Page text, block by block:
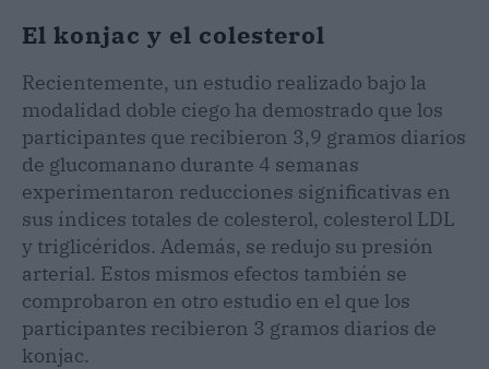
El konjac y el colesterol
Recientemente, un estudio realizado bajo la
modalidad doble ciego ha demostrado que los
participantes que recibieron 3,9 gramos diarios
de glucomanano durante 4 semanas
experimentaron reducciones significativas en
sus índices totales de colesterol, colesterol LDL
y triglicéridos. Además, se redujo su presión
arterial. Estos mismos efectos también se
comprobaron en otro estudio en el que los
participantes recibieron 3 gramos diarios de
konjac.